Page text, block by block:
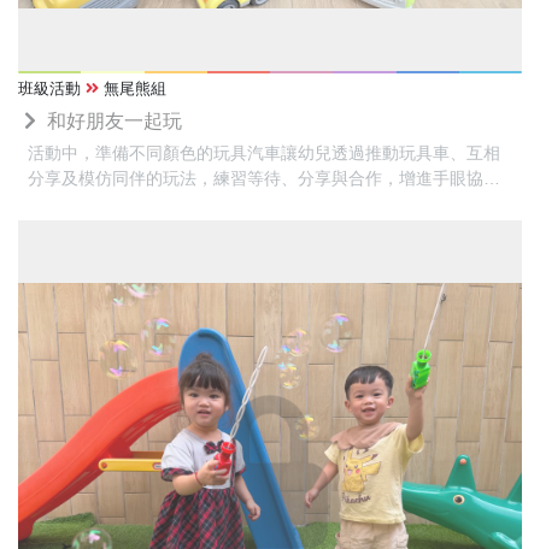
班級活動 無尾熊組
和好朋友一起玩
活動中，準備不同顏色的玩具汽車讓幼兒透過推動玩具車、互相
分享及模仿同伴的玩法，練習等待、分享與合作，增進手眼協調